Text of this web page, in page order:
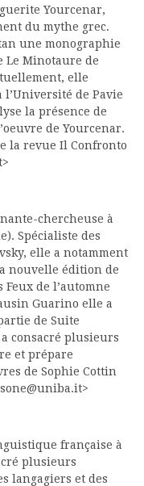
Yourcenar,
du mythe grec.
une monographie
Le Minotaure de
elle
de Pavie
la présence de
de Yourcenar.
la revue Il Confronto
chercheuse à
Spécialiste des
elle a notamment
nouvelle édition de
Feux de l’automne
Guarino elle a
de Suite
consacré plusieurs
et prépare
de Sophie Cottin
française à
plusieurs
langagiers et des